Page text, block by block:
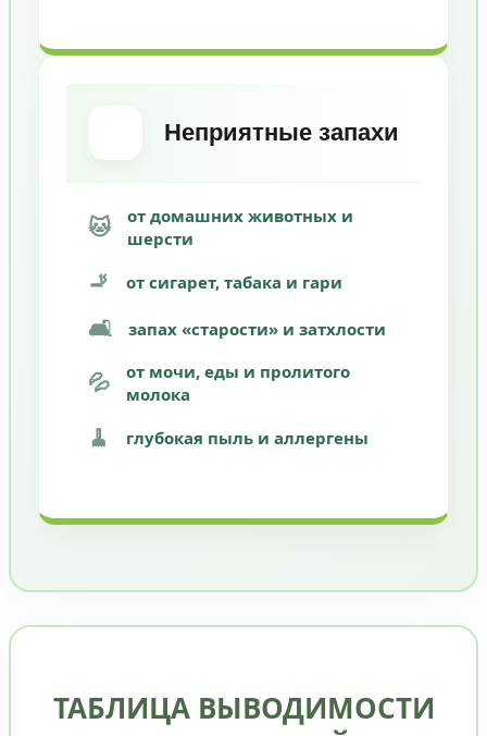
Неприятные запахи
🐱
от домашних животных и
шерсти
🚬 от сигарет, табака и гари
🛋️ запах «старости» и затхлости
💦
от мочи, еды и пролитого
молока
🧹 глубокая пыль и аллергены
ТАБЛИЦА ВЫВОДИМОСТИ